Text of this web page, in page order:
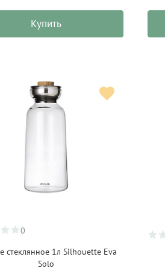
Купить
0
стеклянное 1л Silhouette Eva
Solo